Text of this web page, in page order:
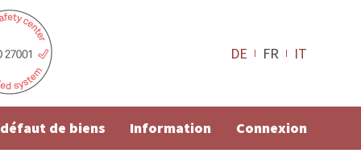
DE FR IT
de biens Information Connexion